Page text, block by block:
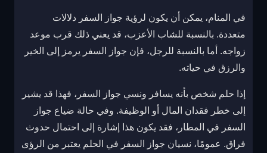
في المنام، يمكن أن يكون لرؤية جواز السفر دلالات
متعددة. بالنسبة للشاب الأعزب، قد يعني ذلك قرب موعد
زواجه. أما بالنسبة للرجل، فإن جواز السفر يرمز إلى الخير
والرزق في حياته.
إذا حلم شخص بأنه يسافر ونسي جواز السفر، فهذا قد يشير
إلى خطر فقدان المال أو الوظيفة. وفي حالة ضياع جواز
السفر في المطار، فقد يكون هذا إشارة إلى احتمال حدوث
فراق. عمومًا، نسيان جواز السفر في الحلم يعتبر من الرؤى